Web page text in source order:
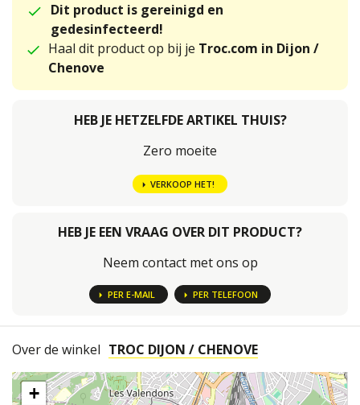
Dit product is gereinigd en
gedesinfecteerd!
Haal dit product op bij je Troc.com in Dijon /
Chenove
HEB JE HETZELFDE ARTIKEL THUIS?
Zero moeite
VERKOOP HET!
HEB JE EEN VRAAG OVER DIT PRODUCT?
Neem contact met ons op
PER E-MAIL PER TELEFOON
Over de winkel TROC DIJON / CHENOVE
+